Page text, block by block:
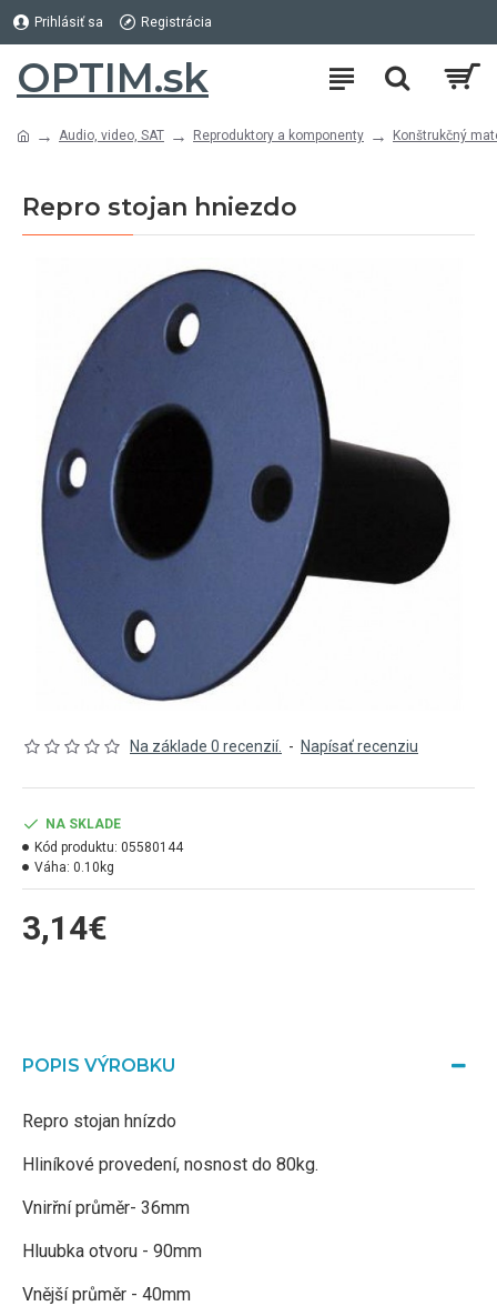
Prihlásiť sa Registrácia
OPTIM.sk
Audio, video, SAT Reproduktory a komponenty Konštrukčný
Repro stojan hniezdo
Na základe 0 recenzií. - Napísať recenziu
3,14€
NA SKLADE
Kód produktu: 05580144
Váha: 0.10kg
POPIS VÝROBKU
Repro stojan hnízdo
Hliníkové provedení, nosnost do 80kg.
Vnirřní průměr- 36mm
Hluubka otvoru - 90mm
Vnější průměr - 40mm